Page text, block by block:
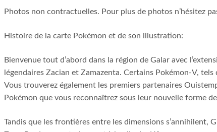
Photos non contractuelles. Pour plus de photos n’hésitez
Histoire de la carte Pokémon et de son illustration:
Bienvenue tout d’abord dans la région de Galar avec
légendaires Zacian et Zamazenta. Certains Pokémon-V,
Vous trouverez également les premiers partenaires
Pokémon que vous reconnaîtrez sous leur nouvelle forme
Tandis que les frontières entre les dimensions s’annihilent,